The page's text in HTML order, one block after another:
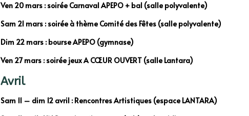
Ven 20 mars : soirée Carnaval APEPO + bal (salle polyvalente)
Sam 21 mars : soirée à thème Comité des Fêtes (salle polyvalente)
Dim 22 mars : bourse APEPO (gymnase)
Ven 27 mars : soirée jeux A CŒUR OUVERT (salle Lantara)
Avril
Sam 11 – dim 12 avril : Rencontres Artistiques (espace LANTARA)